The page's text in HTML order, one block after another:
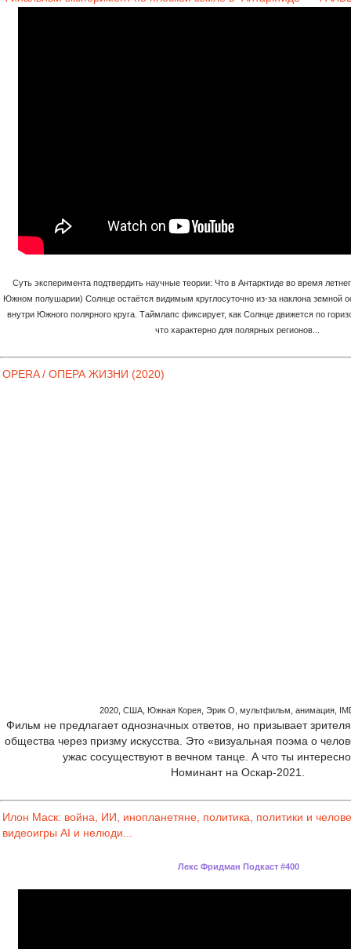
Суть эксперимента подтвердить научные теории: Что в Антарктиде во время
Южном полушарии) Солнце остаётся видимым круглосуточно из-за наклона земной
внутри Южного полярного круга. Таймлапс фиксирует, как Солнце движется по
что характерно для полярных регионов...
OPERA / ОПЕРА ЖИЗНИ (2020)
2020, США, Южная Корея, Эрик О, мультфильм, анимация,
Фильм не предлагает однозначных ответов, но призывает
общества через призму искусства. Это «визуальная поэма о
ужас сосуществуют в вечном танце. А что ты
Номинант на Оскар-2021.
Илон Маск: война, ИИ, инопланетяне, политика, политики и
видеоигры AI и нелюди...
Лекс Фридман Подкаст #400